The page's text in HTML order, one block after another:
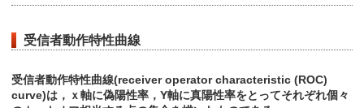
受信者動作特性曲線
受信者動作特性曲線(receiver operator characteristic (ROC)
curve)は，ｘ軸に偽陽性率，Y軸に真陽性率をとってそれぞれ個々